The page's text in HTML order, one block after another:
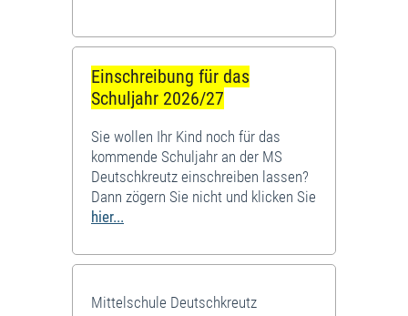
Einschreibung für das
Schuljahr 2026/27
Sie wollen Ihr Kind noch für das
kommende Schuljahr an der MS
Deutschkreutz einschreiben lassen?
Dann zögern Sie nicht und klicken Sie
hier...
Mittelschule Deutschkreutz